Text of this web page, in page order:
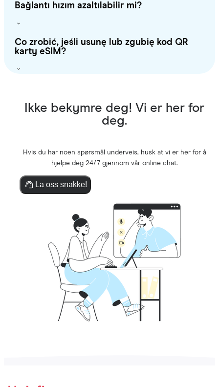
Bağlantı hızım azaltılabilir mi?
Co zrobić, jeśli usunę lub zgubię kod QR
karty eSIM?
Ikke bekymre deg! Vi er her for
deg.
Hvis du har noen spørsmål underveis, husk at vi er her for å
hjelpe deg 24/7 gjennom vår online chat.
La oss snakke!